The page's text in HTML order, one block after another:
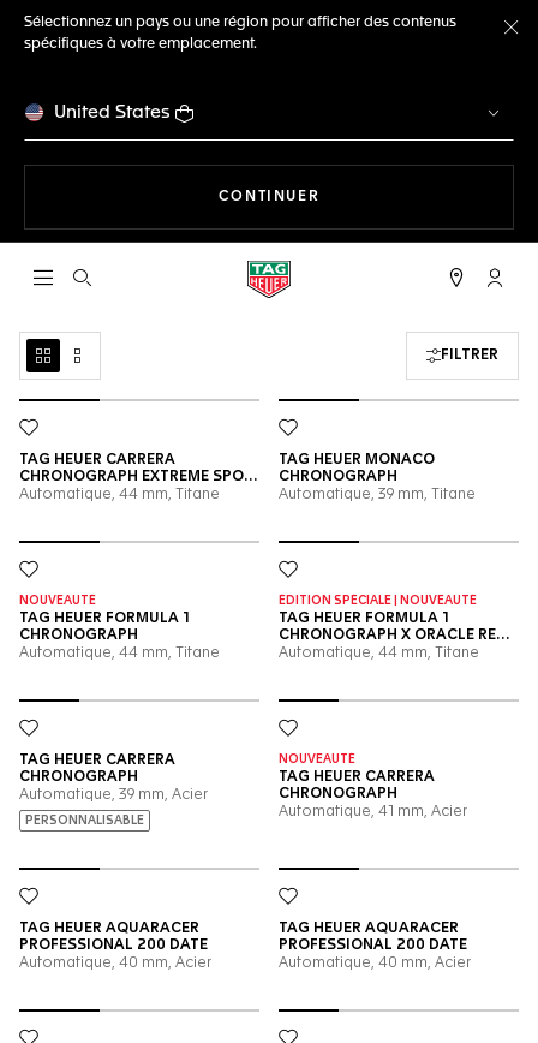
Sélectionnez un pays ou une région pour afficher des contenus
spécifiques à votre emplacement.
United States
CONTINUER
Ouvrir la barre de recherche